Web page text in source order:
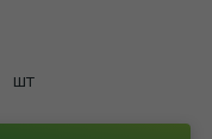
шт